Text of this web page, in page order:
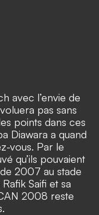
avec l’envie de
pas sans
points dans ces
Diawara a quand
vous. Par le
qu’ils pouvaient
2007 au stade
Saifi et sa
2008 reste